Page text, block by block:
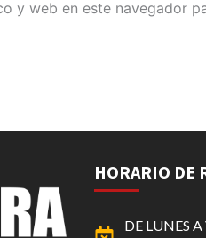
y web en este navegador
HORARIO DE
DE LUNES